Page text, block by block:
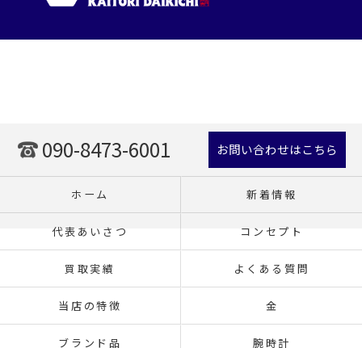
090-8473-6001 お問い合わせはこちら
ホーム 新着情報
代表あいさつ コンセプト
買取実績 よくある質問
当店の特徴 金
ブランド品 腕時計